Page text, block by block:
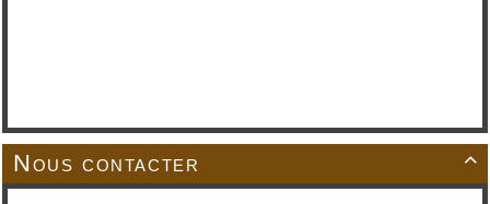

Nous contacter